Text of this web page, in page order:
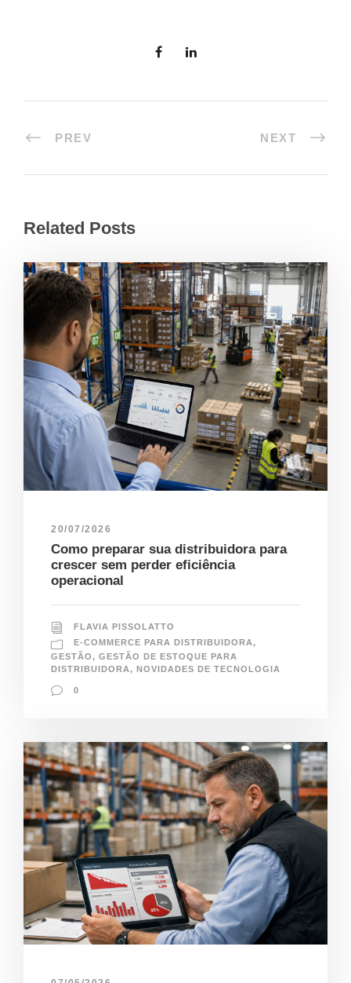
PREV NEXT
Related Posts
20/07/2026
Como preparar sua distribuidora para
crescer sem perder eficiência
operacional
FLAVIA PISSOLATTO
E-COMMERCE PARA DISTRIBUIDORA,
GESTÃO, GESTÃO DE ESTOQUE PARA
DISTRIBUIDORA, NOVIDADES DE TECNOLOGIA
0